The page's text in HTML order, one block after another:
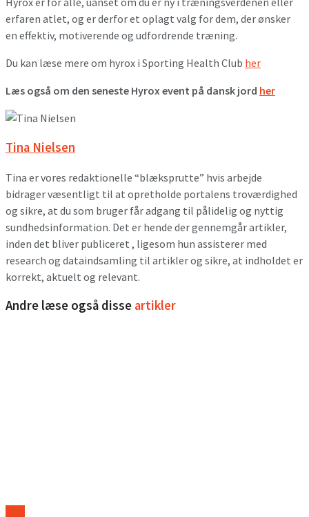
erfaren atlet, og er derfor et oplagt valg for dem, der ønsker
en effektiv, motiverende og udfordrende træning.
Du kan læse mere om hyrox i Sporting Health Club her
Læs også om den seneste Hyrox event på dansk jord her
Tina Nielsen
Tina er vores redaktionelle “blæksprutte” hvis arbejde
bidrager væsentligt til at opretholde portalens troværdighed
og sikre, at du som bruger får adgang til pålidelig og nyttig
sundhedsinformation. Det er hende der gennemgår artikler,
inden det bliver publiceret , ligesom hun assisterer med
research og dataindsamling til artikler og sikre, at indholdet er
korrekt, aktuelt og relevant.
Andre læse også disse artikler